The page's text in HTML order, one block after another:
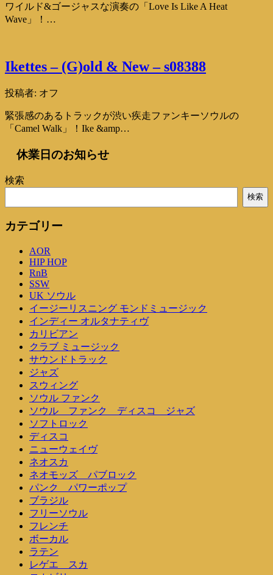
ワイルド&ゴージャスな演奏の「Love Is Like A Heat
Wave」！…
Ikettes – (G)old & New – s08388
投稿者: オフ
緊張感のあるトラックが渋い疾走ファンキーソウルの
「Camel Walk」！Ike &amp…
休業日のお知らせ
検索
検索
カテゴリー
AOR
HIP HOP
RnB
SSW
UK ソウル
イージーリスニング モンドミュージック
インディー オルタナティヴ
カリビアン
クラブ ミュージック
サウンドトラック
ジャズ
スウィング
ソウル ファンク
ソウル ファンク ディスコ ジャズ
ソフトロック
ディスコ
ニューウェイヴ
ネオスカ
ネオモッズ パブロック
パンク パワーポップ
ブラジル
フリーソウル
フレンチ
ボーカル
ラテン
レゲエ スカ